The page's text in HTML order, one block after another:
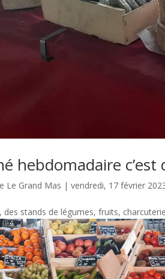
hebdomadaire c’est
Le Grand Mas |vendredi, 17 février
des stands de légumes, fruits,